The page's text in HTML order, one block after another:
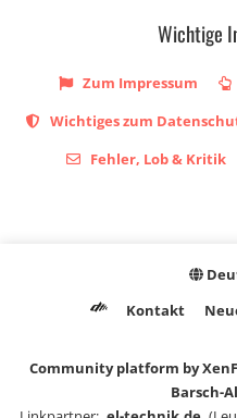
Wichtige
Zum Impressum
Wichtiges zum
Fehler, Lob & Kritik
Kontakt
Community platform by
Barsch-